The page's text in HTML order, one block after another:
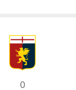
0